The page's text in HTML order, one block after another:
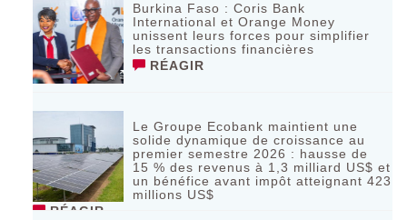
Burkina Faso : Coris Bank
International et Orange Money
unissent leurs forces pour simplifier
les transactions financières
RÉAGIR
Le Groupe Ecobank maintient une
solide dynamique de croissance au
premier semestre 2026 : hausse de
15 % des revenus à 1,3 milliard US$ et
un bénéfice avant impôt atteignant 423
millions US$
RÉAGIR